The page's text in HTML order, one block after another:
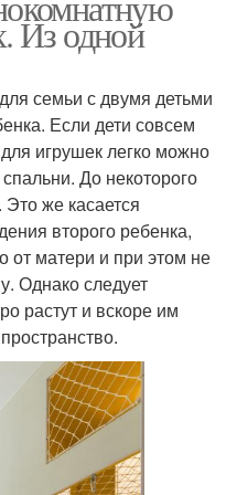
Из одной
семьи с двумя детьми
Если дети совсем
игрушек легко можно
До некоторого
же касается
второго ребенка,
от матери и при этом не
Однако следует
растут и вскоре им